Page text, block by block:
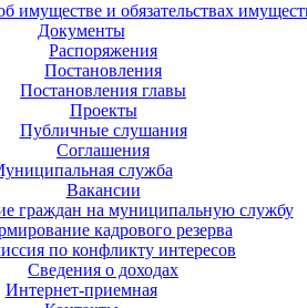
имуществе и обязательствах
Документы
Распоряжения
Постановления
Постановления главы
Проекты
Публичные слушания
Соглашения
служба
Вакансии
граждан на муниципальную службу
кадрового резерва
по конфликту интересов
Сведения о доходах
Интернет-приемная